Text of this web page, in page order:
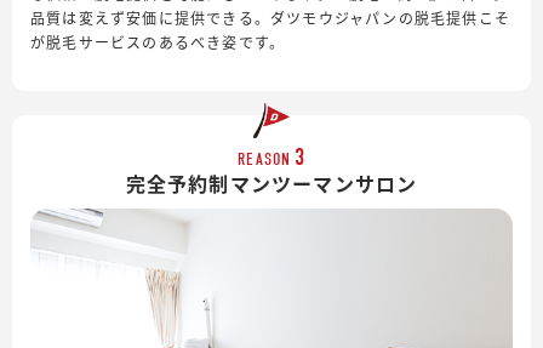
品質は変えず安価に提供できる。ダツモウジャパンの脱毛提供こそ
が脱毛サービスのあるべき姿です。
REASON 3
完全予約制マンツーマンサロン